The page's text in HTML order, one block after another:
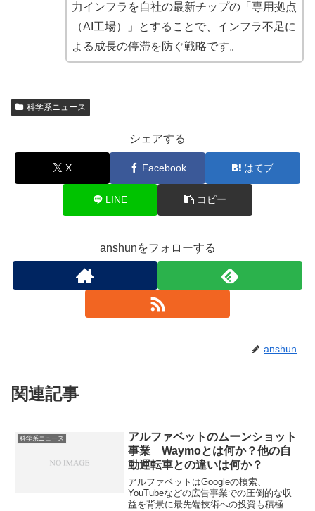
力インフラを自社の最新チップの「専用拠点
（AI工場）」とすることで、インフラ不足に
よる成長の停滞を防ぐ戦略です。
科学系ニュース
シェアする
X Facebook はてブ
LINE コピー
anshunをフォローする
anshun
関連記事
科学系ニュース
アルファベットのムーンショット
事業 Waymoとは何か？他の自
動運転車との違いは何か？
アルファベットはGoogleの検索、
YouTubeなどの広告事業での圧倒的な収
益を背景に最先端技術への投資も積極的